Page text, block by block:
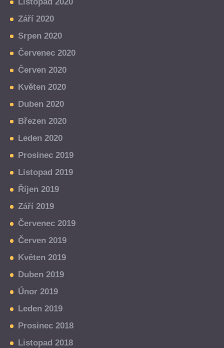
Září 2020
Srpen 2020
Červenec 2020
Červen 2020
Květen 2020
Duben 2020
Březen 2020
Leden 2020
Prosinec 2019
Listopad 2019
Říjen 2019
Září 2019
Červenec 2019
Červen 2019
Květen 2019
Duben 2019
Únor 2019
Leden 2019
Prosinec 2018
Listopad 2018